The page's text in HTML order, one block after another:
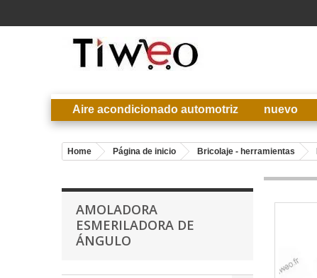
Aire acondicionado automotriz nuevo
Home Página de inicio Bricolaje - herramientas
AMOLADORA
ESMERILADORA DE
ÁNGULO